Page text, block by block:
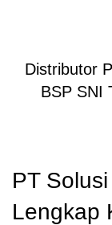
Distributor
BSP SNI
PT
Lengkap